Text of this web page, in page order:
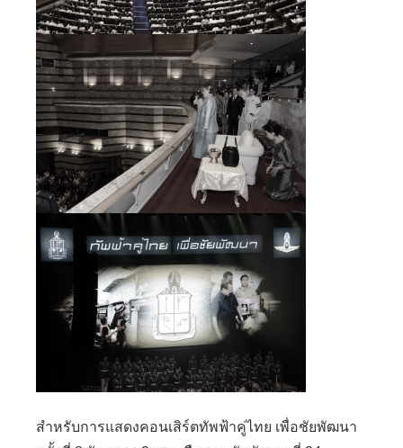
สำหรับการแสดงคอนเสิร์ตทัพฟ้าคู่ไทย เพื่อชัยพัฒนา